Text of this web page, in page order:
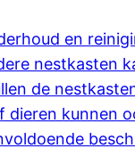
en
nestkasten
de
dieren kunnen